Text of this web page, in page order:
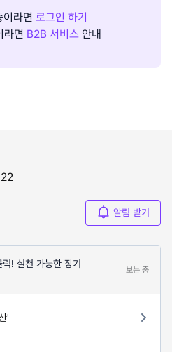
라면 로그인 하기
라면 B2B 서비스 안내
알림 받기
! 실천 가능한 장기
보는 중
'